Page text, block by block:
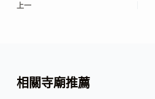
上一
相關寺廟推薦